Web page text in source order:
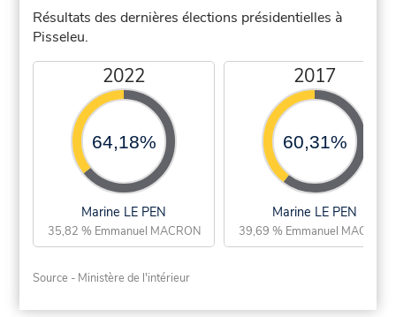
Résultats des dernières élections présidentielles à
Pisseleu.
2022
64,18%
Marine LE PEN
35,82 % Emmanuel MACRON
2017
60,31%
Marine LE PEN
39,69 % Emmanuel MACRON
Source - Ministère de l'intérieur